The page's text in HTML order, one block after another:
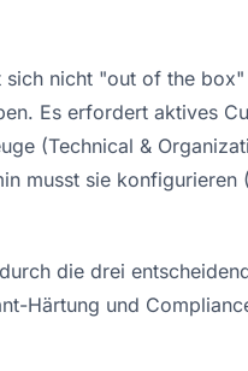
nicht "out of the box"
Es erfordert aktives
(Technical &
musst sie konfigurieren
die drei
Härtung und